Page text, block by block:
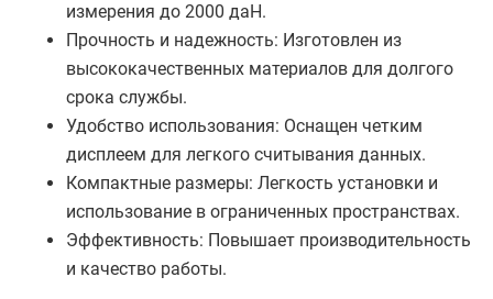
измерения до 2000 даН.
Прочность и надежность: Изготовлен из
высококачественных материалов для долгого
срока службы.
Удобство использования: Оснащен четким
дисплеем для легкого считывания данных.
Компактные размеры: Легкость установки и
использование в ограниченных пространствах.
Эффективность: Повышает производительность
и качество работы.